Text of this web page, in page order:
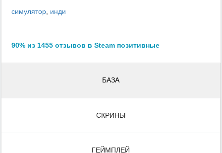
симулятор инди
90% из 1455 отзывов в Steam позитивные
БАЗА
СКРИНЫ
ГЕЙМПЛЕЙ